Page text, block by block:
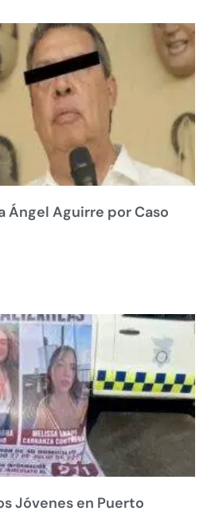
Ángel Aguirre por Caso
Jóvenes en Puerto